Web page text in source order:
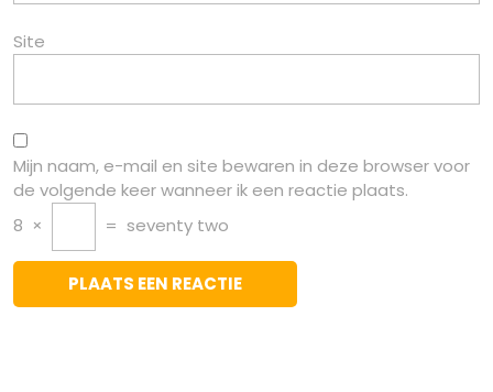
Site
Mijn naam, e-mail en site bewaren in deze browser voor
de volgende keer wanneer ik een reactie plaats.
8 × = seventy two